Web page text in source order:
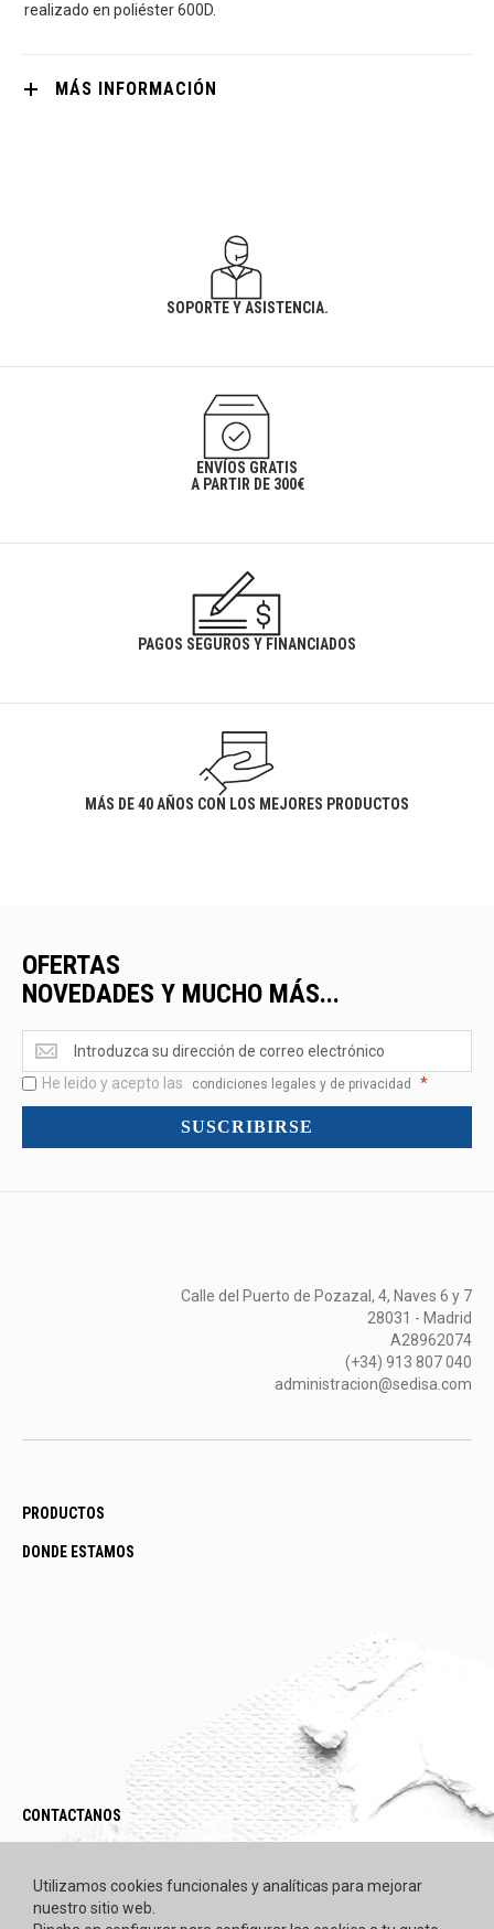
realizado en poliéster 600D.
MÁS INFORMACIÓN
SOPORTE Y ASISTENCIA.
ENVÍOS GRATIS
A PARTIR DE 300€
PAGOS SEGUROS Y FINANCIADOS
MÁS DE 40 AÑOS CON LOS MEJORES PRODUCTOS
OFERTAS
NOVEDADES Y MUCHO MÁS...
Ofertas
<br>Novedades
y
mucho
He leido y acepto las condiciones legales y de privacidad *
SUSCRIBIRSE
Calle del Puerto de Pozazal, 4, Naves 6 y 7
28031 - Madrid
A28962074
(+34) 913 807 040
administracion@sedisa.com
PRODUCTOS
DONDE ESTAMOS
CONTACTANOS
Utilizamos cookies funcionales y analíticas para mejorar
nuestro sitio web.